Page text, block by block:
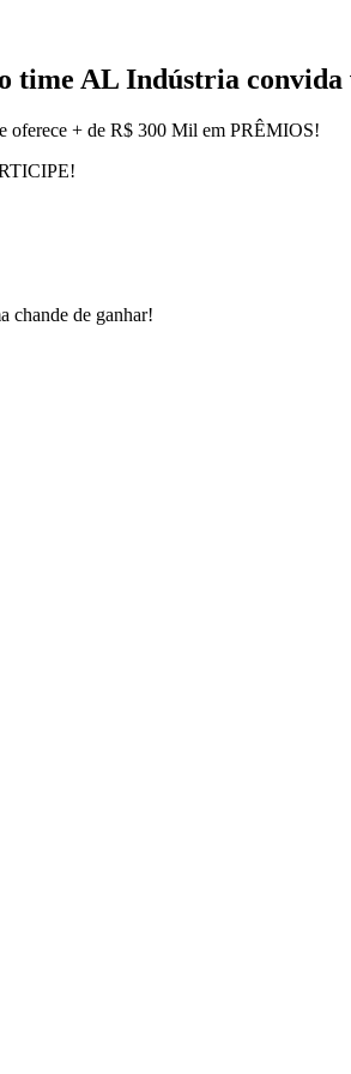
AL Indústria
oferece + de R$ 300 Mil em PRÊMIOS!
chande de ganhar!